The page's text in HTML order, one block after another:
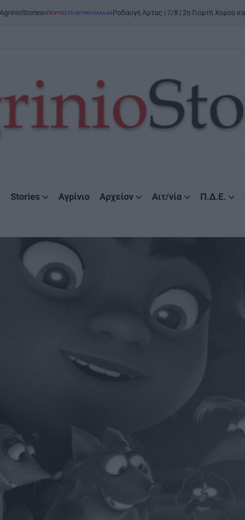
ΣΤΗ ΔΥΤΙΚΉ ΕΛΛΆΔΑΡοδαυγή Άρτας | 7/8 | 2η Γιορτή Χορού και Παράδοσης:
Stories Αγρίνιο Αρχείον Αιτ/νία Π.Δ.Ε.